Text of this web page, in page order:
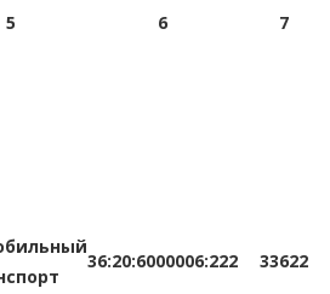
5 6 7
36:20:6000006:222 33622